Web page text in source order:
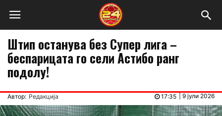
Штип останува без Супер лига –
беспарицата го сели Астибо ранг
подолу!
Автор: Редакција 9 јули 2026
17:35